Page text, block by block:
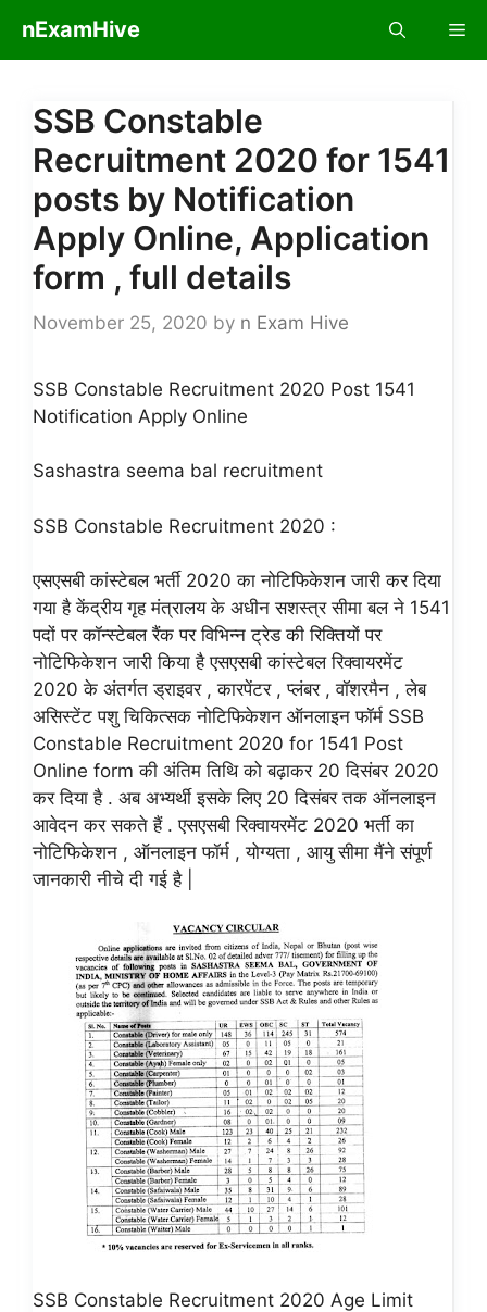
content
nExamHive
SSB Constable
Recruitment 2020 for 1541
posts by Notification
Apply Online, Application
form , full details
November 25, 2020 by n Exam Hive
SSB Constable Recruitment 2020 Post 1541
Notification Apply Online
Sashastra seema bal recruitment
SSB Constable Recruitment 2020 :
एसएसबी कांस्टेबल भर्ती 2020 का नोटिफिकेशन जारी कर दिया
गया है केंद्रीय गृह मंत्रालय के अधीन सशस्त्र सीमा बल ने 1541
पदों पर कॉन्स्टेबल रैंक पर विभिन्न ट्रेड की रिक्तियों पर
नोटिफिकेशन जारी किया है एसएसबी कांस्टेबल रिक्वायरमेंट
2020 के अंतर्गत ड्राइवर , कारपेंटर , प्लंबर , वॉशरमैन , लेब
असिस्टेंट पशु चिकित्सक नोटिफिकेशन ऑनलाइन फॉर्म SSB
Constable Recruitment 2020 for 1541 Post
Online form की अंतिम तिथि को बढ़ाकर 20 दिसंबर 2020
कर दिया है . अब अभ्यर्थी इसके लिए 20 दिसंबर तक ऑनलाइन
आवेदन कर सकते हैं . एसएसबी रिक्वायरमेंट 2020 भर्ती का
नोटिफिकेशन , ऑनलाइन फॉर्म , योग्यता , आयु सीमा मैंने संपूर्ण
जानकारी नीचे दी गई है |
SSB Constable Recruitment 2020 Age Limit